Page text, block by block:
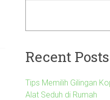
Recent Posts
Tips Memilih Gilingan
Alat Seduh di Rumah